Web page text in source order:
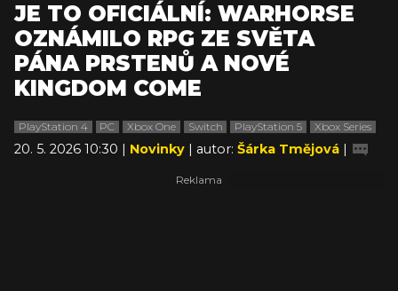
JE TO OFICIÁLNÍ: WARHORSE
OZNÁMILO RPG ZE SVĚTA
PÁNA PRSTENŮ A NOVÉ
KINGDOM COME
PlayStation 4 PC Xbox One Switch PlayStation 5 Xbox Series
20. 5. 2026 10:30 | Novinky | autor: Šárka Tmějová |